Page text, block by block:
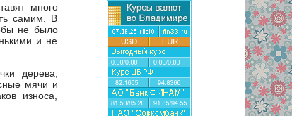
много
самим. В
не было
и не
дерева,
мячи и
износа,